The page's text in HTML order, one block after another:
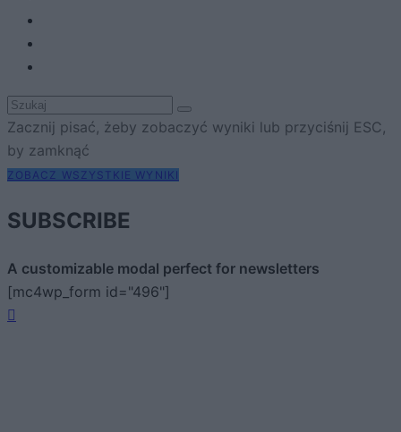
Zacznij pisać, żeby zobaczyć wyniki lub przyciśnij ESC,
by zamknąć
ZOBACZ WSZYSTKIE WYNIKI
SUBSCRIBE
A customizable modal perfect for newsletters
[mc4wp_form id="496"]